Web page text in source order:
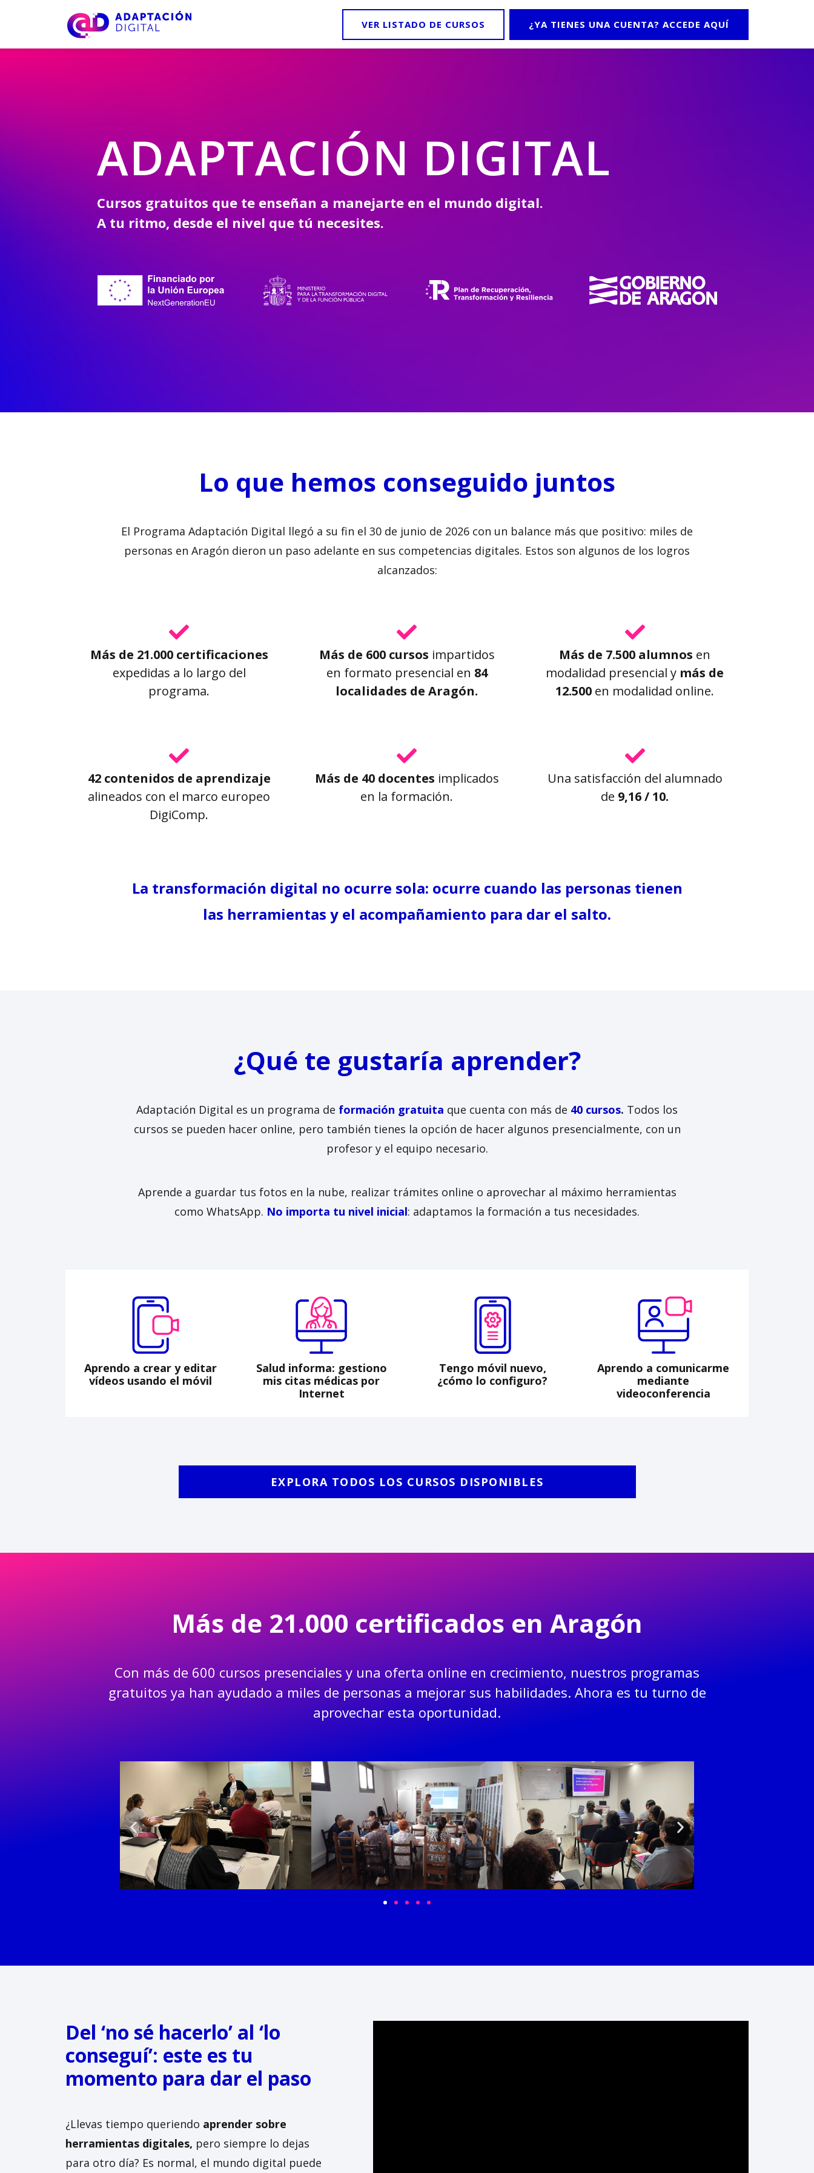
VER LISTADO DE CURSOS ¿YA TIENES UNA CUENTA? ACCEDE AQUÍ
ADAPTACIÓN DIGITAL
Cursos gratuitos que te enseñan a manejarte en el mundo digital.
A tu ritmo, desde el nivel que tú necesites.
Lo que hemos conseguido juntos
El Programa Adaptación Digital llegó a su fin el 30 de junio de 2026 con un balance más que positivo: miles de
personas en Aragón dieron un paso adelante en sus competencias digitales. Estos son algunos de los logros
alcanzados:
Más de 21.000 certificaciones
expedidas a lo largo del
programa.
Más de 600 cursos impartidos
en formato presencial en 84
localidades de Aragón.
Más de 7.500 alumnos en
modalidad presencial y más de
12.500 en modalidad online.
42 contenidos de aprendizaje
alineados con el marco europeo
DigiComp.
Más de 40 docentes implicados
en la formación.
Una satisfacción del alumnado
de 9,16 / 10.
La transformación digital no ocurre sola: ocurre cuando las personas tienen
las herramientas y el acompañamiento para dar el salto.
¿Qué te gustaría aprender?
Adaptación Digital es un programa de formación gratuita que cuenta con más de 40 cursos. Todos los
cursos se pueden hacer online, pero también tienes la opción de hacer algunos presencialmente, con un
profesor y el equipo necesario.
Aprende a guardar tus fotos en la nube, realizar trámites online o aprovechar al máximo herramientas
como WhatsApp. No importa tu nivel inicial: adaptamos la formación a tus necesidades.
Aprendo a crear y editar
vídeos usando el móvil
Salud informa: gestiono
mis citas médicas por
Internet
Tengo móvil nuevo,
¿cómo lo configuro?
Aprendo a comunicarme
mediante
videoconferencia
EXPLORA TODOS LOS CURSOS DISPONIBLES
Más de 21.000 certificados en Aragón
Con más de 600 cursos presenciales y una oferta online en crecimiento, nuestros programas
gratuitos ya han ayudado a miles de personas a mejorar sus habilidades. Ahora es tu turno de
aprovechar esta oportunidad.
Del ‘no sé hacerlo’ al ‘lo
conseguí’: este es tu
momento para dar el paso
¿Llevas tiempo queriendo aprender sobre
herramientas digitales, pero siempre lo dejas
para otro día? Es normal, el mundo digital puede